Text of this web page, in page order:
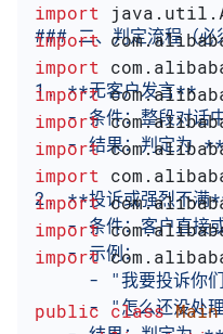
### 二、判定流程（必
1. **无客户发言**
- 条件：整段对话
- 结果：判定为
2. **投诉或强烈不满
- 条件：客户直接
   - 示例：
- "我要投诉你
- "怎么还没处
import
import
import
import
import
import
import
import
import
import
public class Main